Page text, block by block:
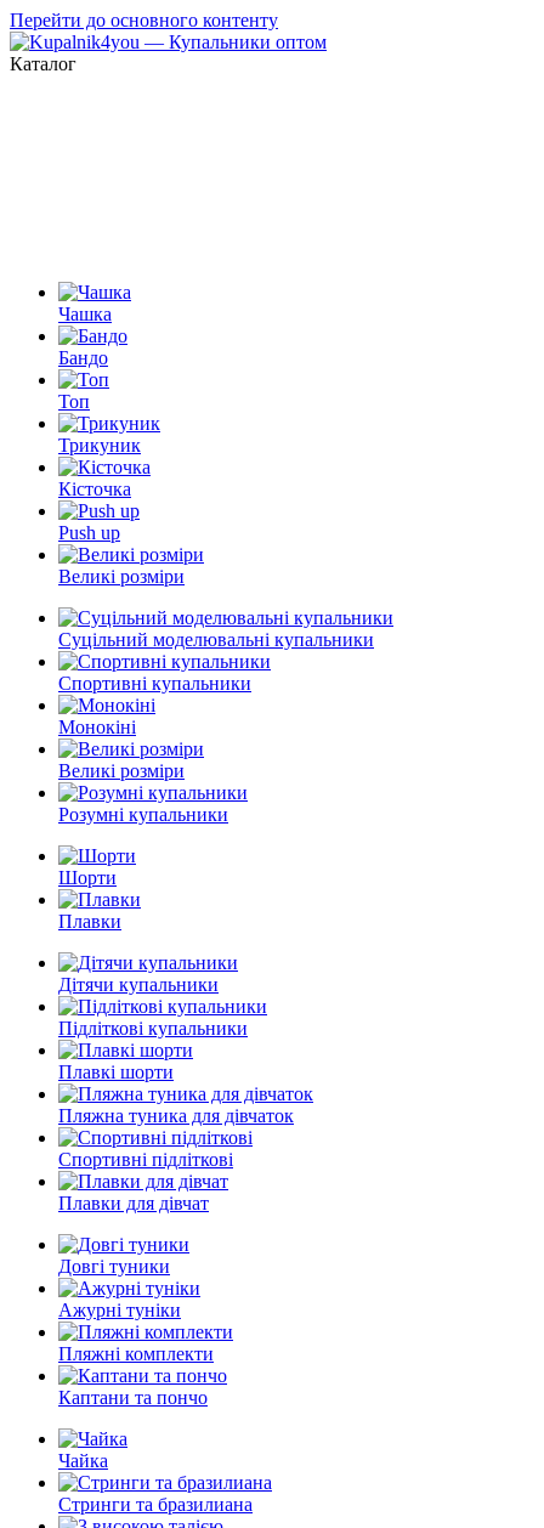
Перейти до основного контенту
Каталог
Чашка
Бандо
Топ
Трикуник
Кісточка
Push up
Великі розміри
Суцільний моделювальні купальники
Спортивні купальники
Монокіні
Великі рoзміри
Розумні купальники
Шорти
Плавки
Дітячи купальники
Підліткові купальники
Плавкі шорти
Пляжна туника для дівчаток
Спортивні підліткові
Плавки для дівчат
Довгі туники
Ажурні туніки
Пляжні комплекти
Каптани та пончо
Чайка
Стринги та бразилиана